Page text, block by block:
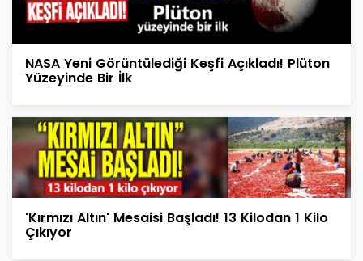
NASA Yeni Görüntülediği Keşfi Açıkladı! Plüton
Yüzeyinde Bir İlk
'Kırmızı Altın' Mesaisi Başladı! 13 Kilodan 1 Kilo
Çıkıyor